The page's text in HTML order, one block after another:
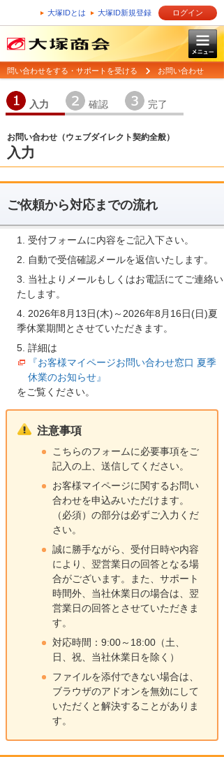
大塚IDとは 大塚ID新規登録 ログイン
問い合わせをする・サポートを受ける お問い合わせ
入力
確認
完了
お問い合わせ（ウェブダイレクト契約全般）
入力
ご依頼から対応までの流れ
受付フォームに内容をご記入下さい。
自動で受信確認メールを返信いたします。
当社よりメールもしくはお電話にてご連絡い
たします。
2026年8月13日(木)～2026年8月16日(日)夏
季休業期間とさせていただきます。
詳細は
『お客様マイページお問い合わせ窓口 夏季
休業のお知らせ』
をご覧ください。
注意事項
こちらのフォームに必要事項をご
記入の上、送信してください。
お客様マイページに関するお問い
合わせを申込みいただけます。
（必須）の部分は必ずご入力くだ
さい。
誠に勝手ながら、受付日時や内容
により、翌営業日の回答となる場
合がございます。また、サポート
時間外、当社休業日の場合は、翌
営業日の回答とさせていただきま
す。
対応時間：9:00～18:00（土、
日、祝、当社休業日を除く）
ファイルを添付できない場合は、
ブラウザのアドオンを無効にして
いただくと解決することがありま
す。